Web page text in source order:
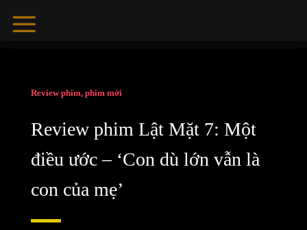
Review phim, phim mới
Review phim Lật Mặt 7: Một
điều ước – ‘Con dù lớn vẫn là
con của mẹ’